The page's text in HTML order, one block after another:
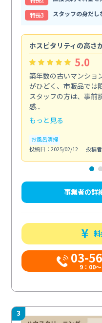
特⻑3
スタッフの身だ
ホスピタリティの高さ
5.0
築年数の古いマンショ
がひどく、市販品では
スタッフの方は、事前
感...
もっと見る
お風呂清掃
投稿日：2025/02/12
投稿
事業者の詳
03-
9：00
3